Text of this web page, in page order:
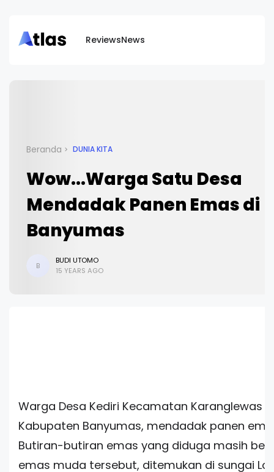
ReviewsNews
Beranda DUNIA KITA
Wow...Warga Satu Desa
Mendadak Panen Emas di
Banyumas
B
BUDI UTOMO
15 YEARS AGO
Warga Desa Kediri Kecamatan Karanglewas
Kabupaten Banyumas, mendadak panen
Butiran-butiran emas yang diduga masih
emas muda tersebut, ditemukan di sungai